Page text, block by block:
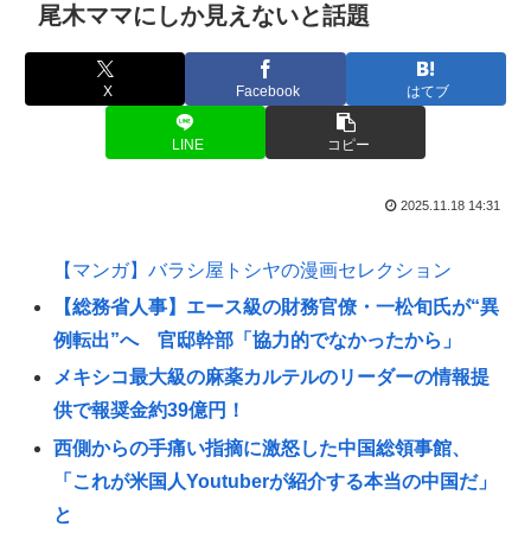
尾木ママにしか見えないと話題
X Facebook はてブ
LINE コピー
2025.11.18 14:31
【マンガ】バラシ屋トシヤの漫画セレクション
【総務省人事】エース級の財務官僚・一松旬氏が“異
例転出”へ 官邸幹部「協力的でなかったから」
メキシコ最大級の麻薬カルテルのリーダーの情報提
供で報奨金約39億円！
西側からの手痛い指摘に激怒した中国総領事館、
「これが米国人Youtuberが紹介する本当の中国だ」
と